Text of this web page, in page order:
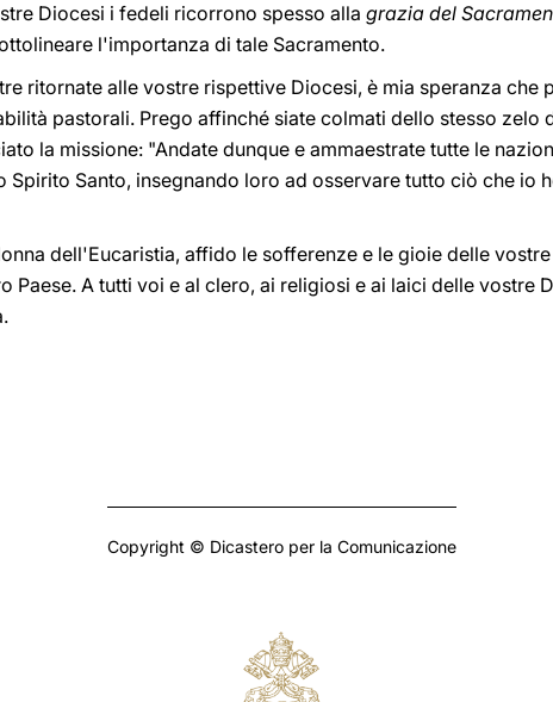
Diocesi i fedeli ricorrono spesso alla grazia del
l'importanza di tale Sacramento.
ritornate alle vostre rispettive Diocesi, è mia speranza che
pastorali. Prego affinché siate colmati dello stesso zelo
la missione: "Andate dunque e ammaestrate tutte le
Spirito Santo, insegnando loro ad osservare tutto ciò che io
dell'Eucaristia, affido le sofferenze e le gioie delle
Paese. A tutti voi e al clero, ai religiosi e ai laici delle vostre
Copyright © Dicastero per la Comunicazione